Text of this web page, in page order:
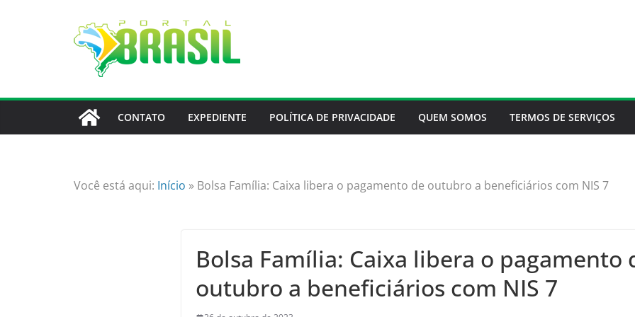
CONTATO EXPEDIENTE POLÍTICA DE PRIVACIDADE QUEM SOMOS TERMOS DE SERVIÇOS
Você está aqui: Início » Bolsa Família: Caixa libera o pagamento de outubro a beneficiários com NIS 7
Bolsa Família: Caixa libera o pagamento
outubro a beneficiários com NIS 7